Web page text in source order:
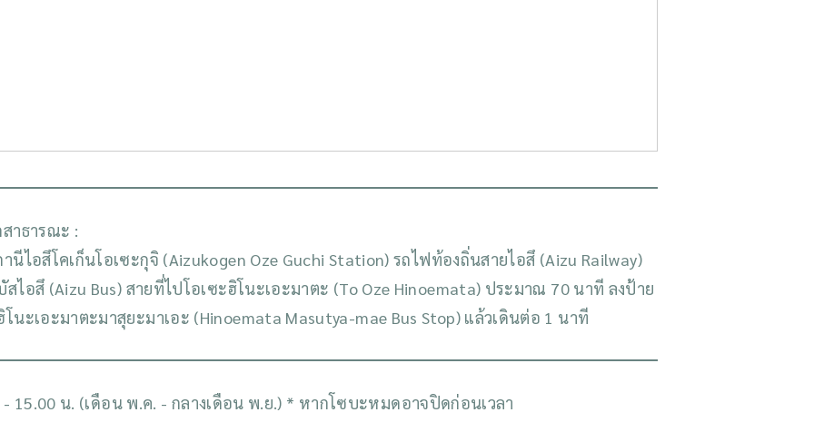
าธารณะ :
นีไอสึโคเก็นโอเซะกุจิ (Aizukogen Oze Guchi Station) รถไฟท้องถิ่นสายไอสึ (Aizu Railway)
สไอสึ (Aizu Bus) สายที่ไปโอเซะฮิโนะเอะมาตะ (To Oze Hinoemata) ประมาณ 70 นาที ลงป้าย
โนะเอะมาตะมาสุยะมาเอะ (Hinoemata Masutya-mae Bus Stop) แล้วเดินต่อ 1 นาที
- 15.00 น. (เดือน พ.ค. - กลางเดือน พ.ย.) * หากโซบะหมดอาจปิดก่อนเวลา